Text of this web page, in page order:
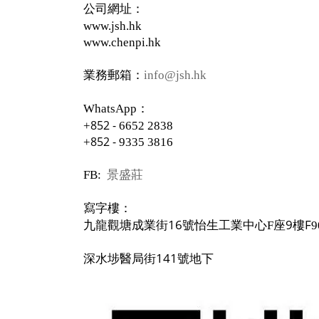
公司網址：
www.jsh.hk
www.chenpi.hk
業務郵箱： info@jsh.hk
WhatsApp ：
+852 - 6652 2838
+852 - 9335 3816
FB: 景盛莊
寫字樓：
九龍觀塘成業街16號怡生工業中心F座9樓F
深水埗醫局街141號地下